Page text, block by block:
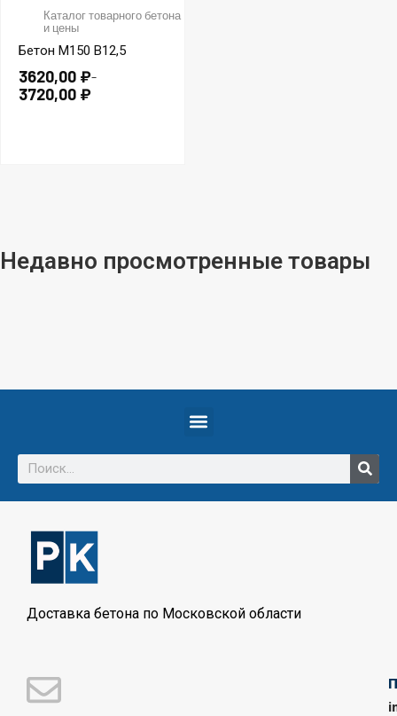
Каталог товарного бетона
и цены
Бетон М150 В12,5
3620,00 ₽–
3720,00 ₽
Недавно просмотренные товары
Доставка бетона по Московской области